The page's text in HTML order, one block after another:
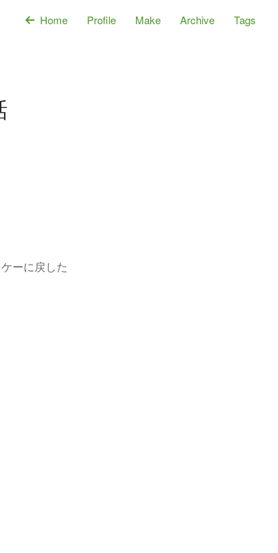
Home Profile Make Archive Tags
ーに戻した